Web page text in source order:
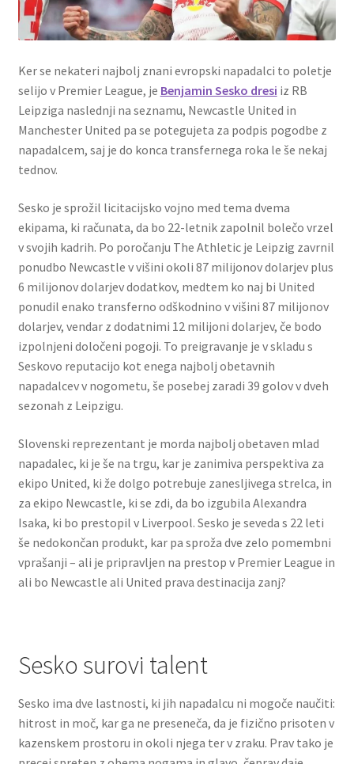
Ker se nekateri najbolj znani evropski napadalci to poletje
selijo v Premier League, je Benjamin Sesko dresi iz RB
Leipziga naslednji na seznamu, Newcastle United in
Manchester United pa se potegujeta za podpis pogodbe z
napadalcem, saj je do konca transfernega roka le še nekaj
tednov.
Sesko je sprožil licitacijsko vojno med tema dvema
ekipama, ki računata, da bo 22-letnik zapolnil bolečo vrzel
v svojih kadrih. Po poročanju The Athletic je Leipzig zavrnil
ponudbo Newcastle v višini okoli 87 milijonov dolarjev plus
6 milijonov dolarjev dodatkov, medtem ko naj bi United
ponudil enako transferno odškodnino v višini 87 milijonov
dolarjev, vendar z dodatnimi 12 milijoni dolarjev, če bodo
izpolnjeni določeni pogoji. To preigravanje je v skladu s
Seskovo reputacijo kot enega najbolj obetavnih
napadalcev v nogometu, še posebej zaradi 39 golov v dveh
sezonah z Leipzigu.
Slovenski reprezentant je morda najbolj obetaven mlad
napadalec, ki je še na trgu, kar je zanimiva perspektiva za
ekipo United, ki že dolgo potrebuje zanesljivega strelca, in
za ekipo Newcastle, ki se zdi, da bo izgubila Alexandra
Isaka, ki bo prestopil v Liverpool. Sesko je seveda s 22 leti
še nedokončan produkt, kar pa sproža dve zelo pomembni
vprašanji – ali je pripravljen na prestop v Premier League in
ali bo Newcastle ali United prava destinacija zanj?
Sesko surovi talent
Sesko ima dve lastnosti, ki jih napadalcu ni mogoče naučiti:
hitrost in moč, kar ga ne preseneča, da je fizično prisoten v
kazenskem prostoru in okoli njega ter v zraku. Prav tako je